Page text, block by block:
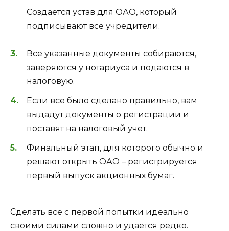
Создается устав для ОАО, который
подписывают все учредители.
Все указанные документы собираются,
заверяются у нотариуса и подаются в
налоговую.
Если все было сделано правильно, вам
выдадут документы о регистрации и
поставят на налоговый учет.
Финальный этап, для которого обычно и
решают открыть ОАО – регистрируется
первый выпуск акционных бумаг.
Сделать все с первой попытки идеально
своими силами сложно и удается редко.